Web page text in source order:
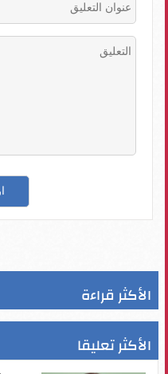
الأكثر قراءة
الأكثر تعليقا